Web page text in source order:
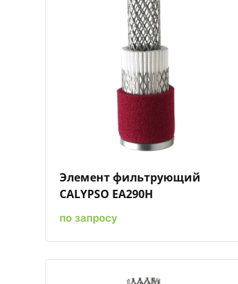
Быстрый просмотрДобавить к сравнению
Элемент фильтрующий
CALYPSO EA290H
по запросу